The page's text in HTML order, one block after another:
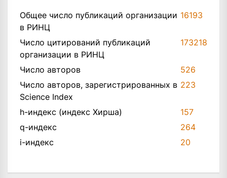
Общее число публикаций организации
в РИНЦ
16193
Число цитирований публикаций
организации в РИНЦ
173218
Число авторов
526
Число авторов, зарегистрированных в
Science Index
223
h-индекс (индекс Хирша)
157
q-индекс
264
i-индекс
20